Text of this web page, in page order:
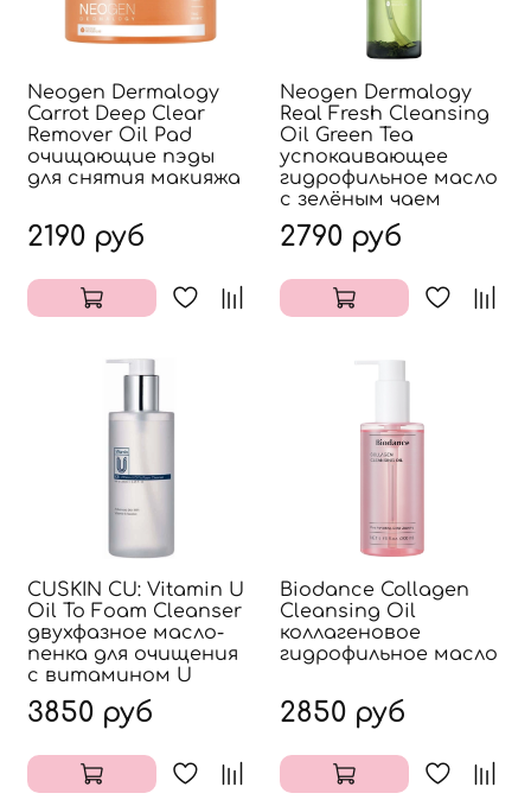
Neogen Dermalogy
Carrot Deep Clear
Remover Oil Pad
очищающие пэды
для снятия макияжа
2190 руб
Neogen Dermalogy
Real Fresh Cleansing
Oil Green Tea
успокаивающее
гидрофильное масло
с зелёным чаем
2790 руб
CUSKIN CU: Vitamin U
Oil To Foam Cleanser
двухфазное масло-
пенка для очищения
с витамином U
3850 руб
Biodance Collagen
Cleansing Oil
коллагеновое
гидрофильное масло
2850 руб